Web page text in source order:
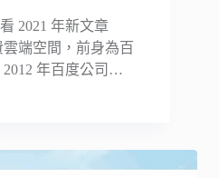
2021 年新文章
雲端空間，前身為百
2012 年百度公司…